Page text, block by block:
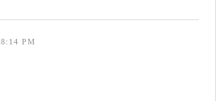
8:14 PM